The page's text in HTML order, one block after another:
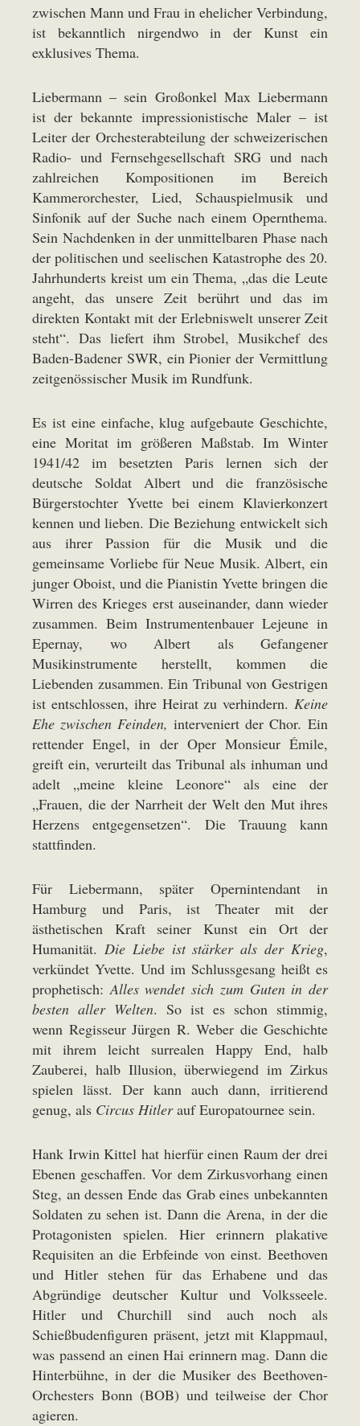
zwischen Mann und Frau in ehelicher Verbindung,
ist bekanntlich nirgendwo in der Kunst ein
exklusives Thema.
Liebermann – sein Großonkel Max Liebermann
ist der bekannte impressionistische Maler – ist
Leiter der Orchesterabteilung der schweizerischen
Radio- und Fernsehgesellschaft SRG und nach
zahlreichen Kompositionen im Bereich
Kammerorchester, Lied, Schauspielmusik und
Sinfonik auf der Suche nach einem Opernthema.
Sein Nachdenken in der unmittelbaren Phase nach
der politischen und seelischen Katastrophe des 20.
Jahrhunderts kreist um ein Thema, „das die Leute
angeht, das unsere Zeit berührt und das im
direkten Kontakt mit der Erlebniswelt unserer Zeit
steht“. Das liefert ihm Strobel, Musikchef des
Baden-Badener SWR, ein Pionier der Vermittlung
zeitgenössischer Musik im Rundfunk.
Es ist eine einfache, klug aufgebaute Geschichte,
eine Moritat im größeren Maßstab. Im Winter
1941/42 im besetzten Paris lernen sich der
deutsche Soldat Albert und die französische
Bürgerstochter Yvette bei einem Klavierkonzert
kennen und lieben. Die Beziehung entwickelt sich
aus ihrer Passion für die Musik und die
gemeinsame Vorliebe für Neue Musik. Albert, ein
junger Oboist, und die Pianistin Yvette bringen die
Wirren des Krieges erst auseinander, dann wieder
zusammen. Beim Instrumentenbauer Lejeune in
Epernay, wo Albert als Gefangener
Musikinstrumente herstellt, kommen die
Liebenden zusammen. Ein Tribunal von Gestrigen
ist entschlossen, ihre Heirat zu verhindern. Keine
Ehe zwischen Feinden, interveniert der Chor. Ein
rettender Engel, in der Oper Monsieur Émile,
greift ein, verurteilt das Tribunal als inhuman und
adelt „meine kleine Leonore“ als eine der
„Frauen, die der Narrheit der Welt den Mut ihres
Herzens entgegensetzen“. Die Trauung kann
stattfinden.
Für Liebermann, später Opernintendant in
Hamburg und Paris, ist Theater mit der
ästhetischen Kraft seiner Kunst ein Ort der
Humanität. Die Liebe ist stärker als der Krieg,
verkündet Yvette. Und im Schlussgesang heißt es
prophetisch:Alles wendet sich zum Guten in der
besten aller Welten. So ist es schon stimmig,
wenn Regisseur Jürgen R. Weber die Geschichte
mit ihrem leicht surrealen Happy End, halb
Zauberei, halb Illusion, überwiegend im Zirkus
spielen lässt. Der kann auch dann, irritierend
genug, als Circus Hitlerauf Europatournee sein.
Hank Irwin Kittel hat hierfür einen Raum der drei
Ebenen geschaffen. Vor dem Zirkusvorhang einen
Steg, an dessen Ende das Grab eines unbekannten
Soldaten zu sehen ist. Dann die Arena, in der die
Protagonisten spielen. Hier erinnern plakative
Requisiten an die Erbfeinde von einst. Beethoven
und Hitler stehen für das Erhabene und das
Abgründige deutscher Kultur und Volksseele.
Hitler und Churchill sind auch noch als
Schießbudenfiguren präsent, jetzt mit Klappmaul,
was passend an einen Hai erinnern mag. Dann die
Hinterbühne, in der die Musiker des Beethoven-
Orchesters Bonn (BOB) und teilweise der Chor
agieren.